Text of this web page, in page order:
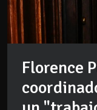
Florence